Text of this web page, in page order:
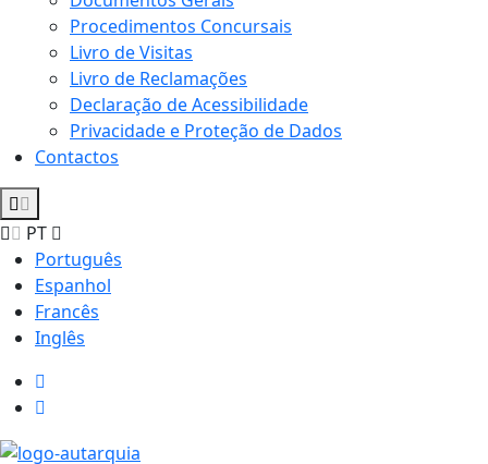
Procedimentos Concursais
Livro de Visitas
Livro de Reclamações
Declaração de Acessibilidade
Privacidade e Proteção de Dados
Contactos
PT
Português
Espanhol
Francês
Inglês